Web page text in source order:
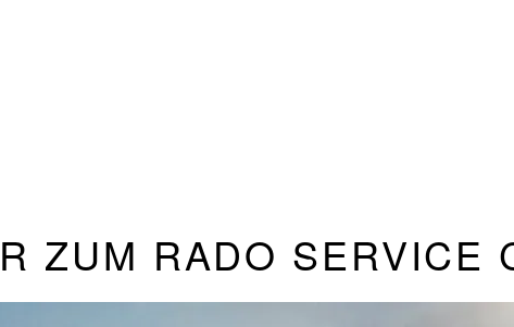
ZUM RADO SERVICE